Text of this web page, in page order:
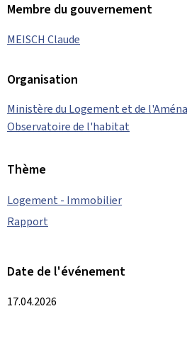
Membre du gouvernement
MEISCH Claude
Organisation
Ministère du Logement et de
Observatoire de l'habitat
Thème
Logement - Immobilier
Rapport
Date de l'événement
17.04.2026